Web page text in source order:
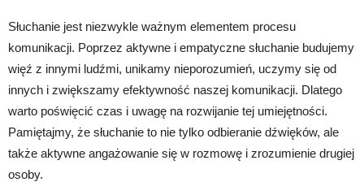
Słuchanie jest niezwykle ważnym elementem procesu
komunikacji. Poprzez aktywne i empatyczne słuchanie budujemy
więź z innymi ludźmi, unikamy nieporozumień, uczymy się od
innych i zwiększamy efektywność naszej komunikacji. Dlatego
warto poświęcić czas i uwagę na rozwijanie tej umiejętności.
Pamiętajmy, że słuchanie to nie tylko odbieranie dźwięków, ale
także aktywne angażowanie się w rozmowę i zrozumienie drugiej
osoby.